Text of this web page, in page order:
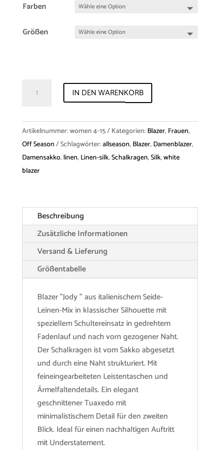
Farben
Größen
"Jody"
linen
Menge
IN DEN WARENKORB
Artikelnummer:women 4-15 Kategorien: Blazer, Frauen,
Off Season Schlagwörter:allseason, Blazer, Damenblazer,
Damensakko, linen, Linen-silk,Schalkragen,Silk,white
blazer
Beschreibung
Zusätzliche Informationen
Versand & Lieferung
Größentabelle
Blazer "Jody " aus italienischem Seide-
Leinen-Mix in klassischer Silhouette mit
speziellem Schultereinsatz in gedrehtem
Fadenlauf und nach vorn gezogener Naht.
Der Schalkragen ist vom Sakko abgesetzt
und durch eine Naht strukturiert. Mit
feineingearbeiteten Leistentaschen und
Ärmelfaltendetails. Ein elegant
geschnittener Tuaxedo mit
minimalistischem Detail für den zweiten
Blick. Ideal für einen nachhaltigen Auftritt
mit Understatement.